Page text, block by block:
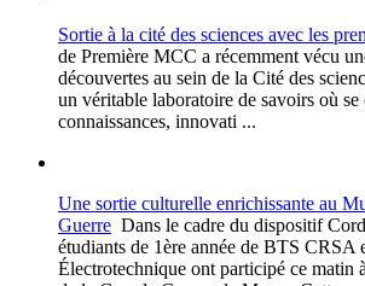
Sortie à la cité des sciences avec les
de Première MCC a récemment vécu
découvertes au sein de la Cité des
un véritable laboratoire de savoirs où se
connaissances, innovati ...
Une sortie culturelle enrichissante au
Guerre Dans le cadre du dispositif
étudiants de 1ère année de BTS CRSA
Électrotechnique ont participé ce matin